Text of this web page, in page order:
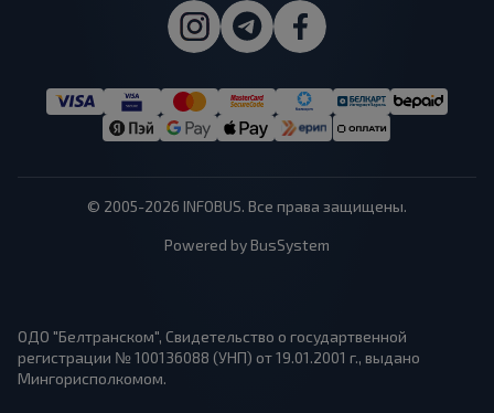
© 2005-2026 INFOBUS. Все права защищены.
Powered by BusSystem
ОДО "Белтранском", Свидетельство о государтвенной
регистрации № 100136088 (УНП) от 19.01.2001 г., выдано
Мингорисполкомом.